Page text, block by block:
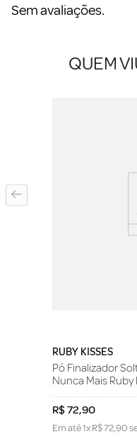
Sem avaliações.
QUEM
RUBY KISSES
Pó Finalizador
Nunca Mais Ruby
R$72,90
Em até1xR$72,90